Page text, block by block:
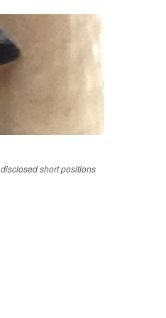
short positions